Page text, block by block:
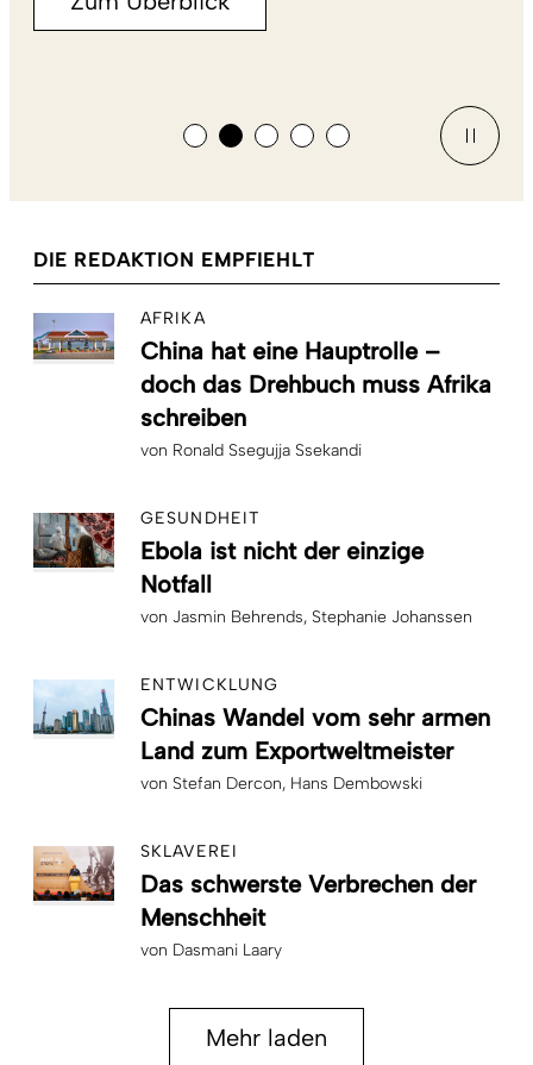
DIE REDAKTION EMPFIEHLT
AFRIKA
China hat eine Hauptrolle –
doch das Drehbuch muss Afrika
schreiben
von Ronald Ssegujja Ssekandi
GESUNDHEIT
Ebola ist nicht der einzige
Notfall
von Jasmin Behrends Stephanie Johanssen
ENTWICKLUNG
Chinas Wandel vom sehr armen
Land zum Exportweltmeister
von Stefan Dercon Hans Dembowski
SKLAVEREI
Das schwerste Verbrechen der
Menschheit
von Dasmani Laary
Mehr laden